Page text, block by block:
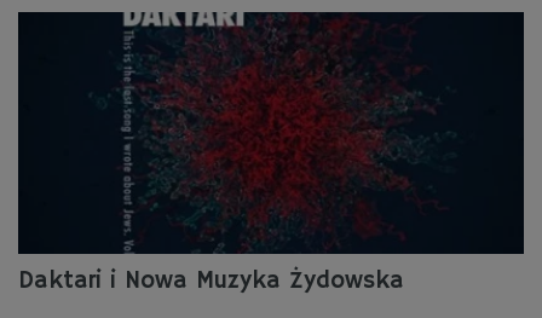
Daktari i Nowa Muzyka Żydowska